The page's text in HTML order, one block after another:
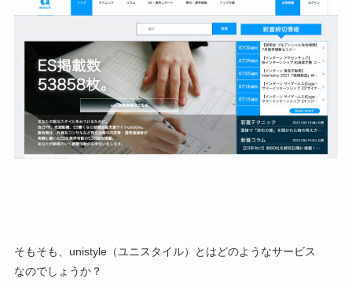
そもそも、unistyle（ユニスタイル）とはどのようなサービス
なのでしょうか？